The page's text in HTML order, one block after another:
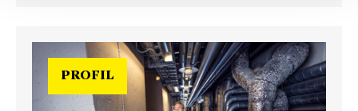
PROFIL